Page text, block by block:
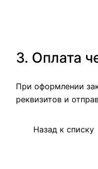
3. Оплата
При оформлении
реквизитов и
Назад к списку